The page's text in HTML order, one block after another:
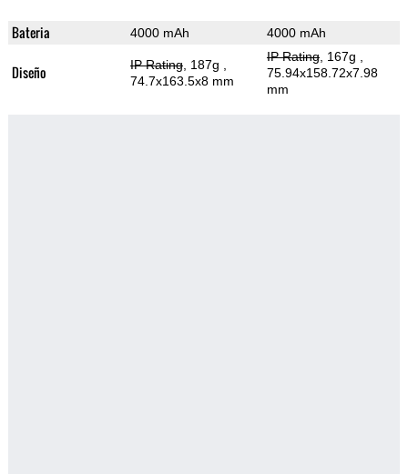
Bateria 4000 mAh 4000 mAh
Diseño IP Rating, 187g
74.7x163.5x8 mm
IP Rating, 167g
75.94x158.72x7.98
mm